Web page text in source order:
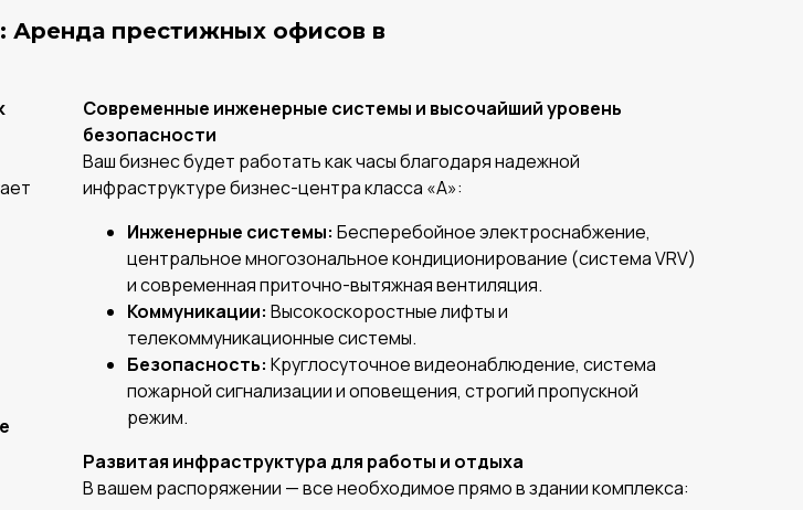
Аренда престижных офисов в
Современные инженерные системы и высочайший уровень
безопасности
Ваш бизнес будет работать как часы благодаря надежной
инфраструктуре бизнес-центра класса «А»:
Инженерные системы: Бесперебойное электроснабжение,
центральное многозональное кондиционирование (система VRV)
и современная приточно-вытяжная вентиляция.
Коммуникации: Высокоскоростные лифты и
телекоммуникационные системы.
Безопасность: Круглосуточное видеонаблюдение, система
пожарной сигнализации и оповещения, строгий пропускной
режим.
Развитая инфраструктура для работы и отдыха
В вашем распоряжении — все необходимое прямо в здании комплекса: